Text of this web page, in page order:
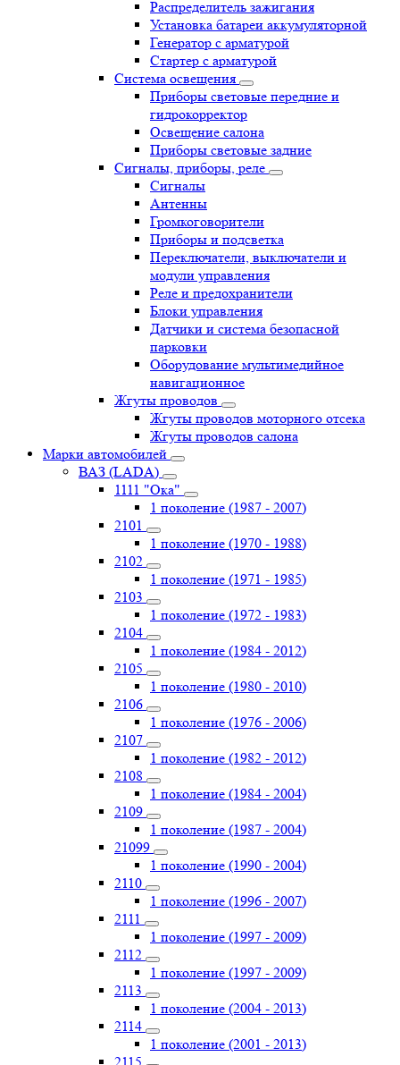
Распределитель зажигания
Установка батареи аккумуляторной
Генератор с арматурой
Стартер с арматурой
Система освещения
Приборы световые передние и
гидрокорректор
Освещение салона
Приборы световые задние
Сигналы, приборы, реле
Сигналы
Антенны
Громкоговорители
Приборы и подсветка
Переключатели, выключатели и
модули управления
Реле и предохранители
Блоки управления
Датчики и система безопасной
парковки
Оборудование мультимедийное
навигационное
Жгуты проводов
Жгуты проводов моторного отсека
Жгуты проводов салона
Марки автомобилей
ВАЗ (LADA)
1111 "Ока"
1 поколение (1987 - 2007)
2101
1 поколение (1970 - 1988)
2102
1 поколение (1971 - 1985)
2103
1 поколение (1972 - 1983)
2104
1 поколение (1984 - 2012)
2105
1 поколение (1980 - 2010)
2106
1 поколение (1976 - 2006)
2107
1 поколение (1982 - 2012)
2108
1 поколение (1984 - 2004)
2109
1 поколение (1987 - 2004)
21099
1 поколение (1990 - 2004)
2110
1 поколение (1996 - 2007)
2111
1 поколение (1997 - 2009)
2112
1 поколение (1997 - 2009)
2113
1 поколение (2004 - 2013)
2114
1 поколение (2001 - 2013)